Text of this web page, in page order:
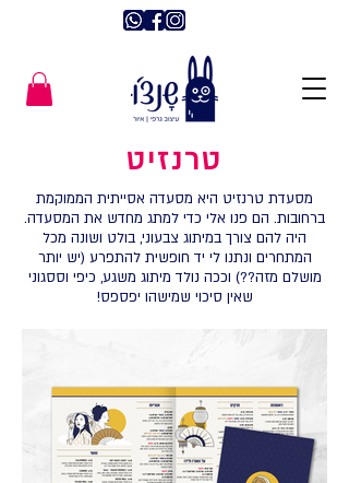
טרנזיט
מסעדת טרנזיט היא מסעדה אסייתית הממוקמת
ברחובות. הם פנו אלי כדי למתג מחדש את המסעדה.
היה להם צורך במיתוג צבעוני, בולט ושונה מכל
המתחרים ונתנו לי יד חופשית להתפרע (יש יותר
מושלם מזה??) וככה נולד מיתוג משגע, כיפי וססגוני
שאין סיכוי שמישהו יפספס!